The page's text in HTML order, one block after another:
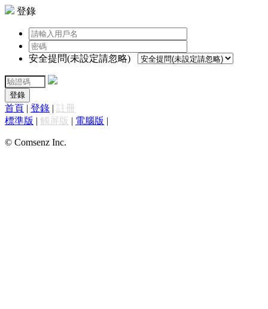
登錄
安全提問(未設定請忽略)
登錄
首頁 | 登錄 | 註冊
標準版 | 觸屏版 | 電腦版 |
© Comsenz Inc.